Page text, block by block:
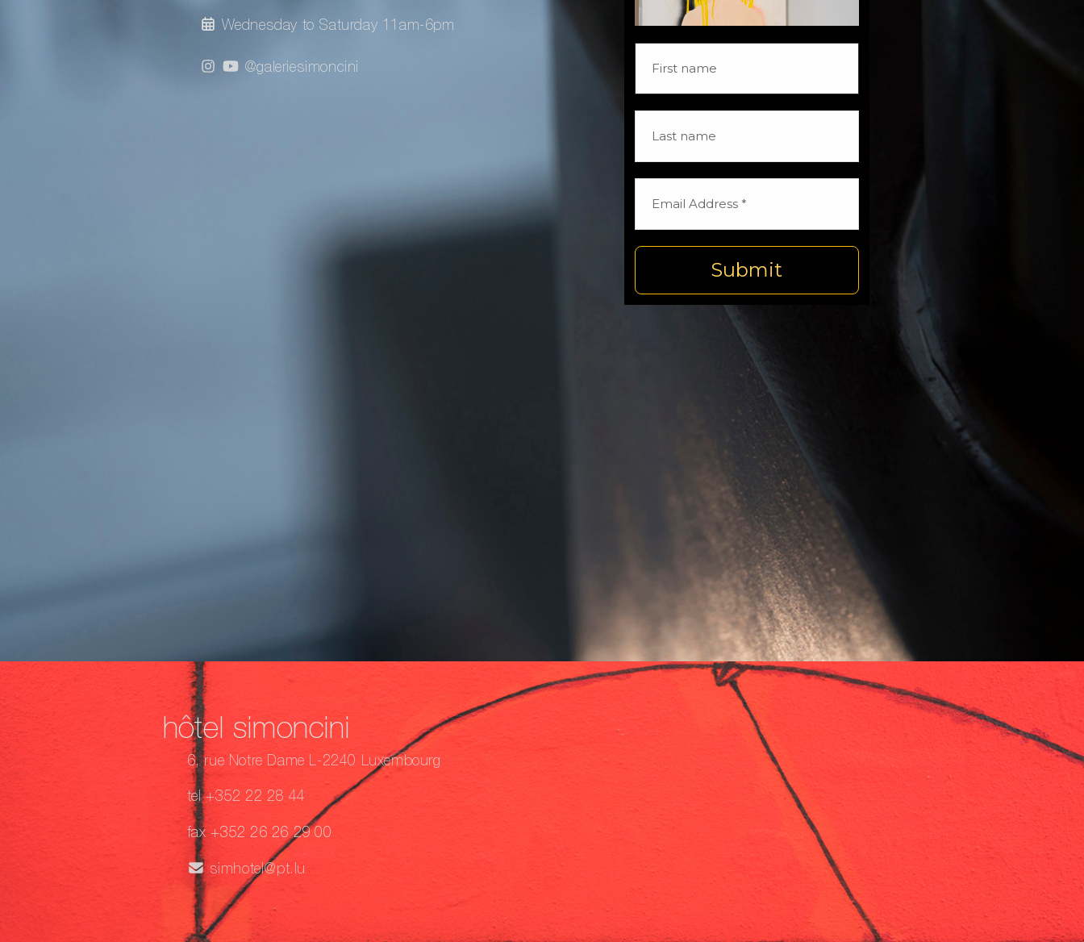
Wednesday to Saturday 11am-6pm
@galeriesimoncini
hôtel simoncini
6, rue Notre Dame L-2240 Luxembourg
tel +352 22 28 44
fax +352 26 26 29 00
simhotel@pt.lu